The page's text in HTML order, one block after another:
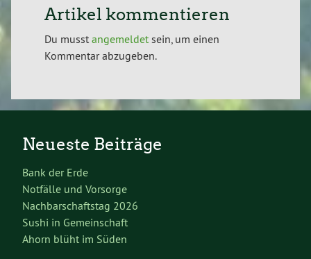
Artikel kommentieren
Du musst angemeldet sein, um einen
Kommentar abzugeben.
Neueste Beiträge
Bank der Erde
Notfälle und Vorsorge
Nachbarschaftstag 2026
Sushi in Gemeinschaft
Ahorn blüht im Süden